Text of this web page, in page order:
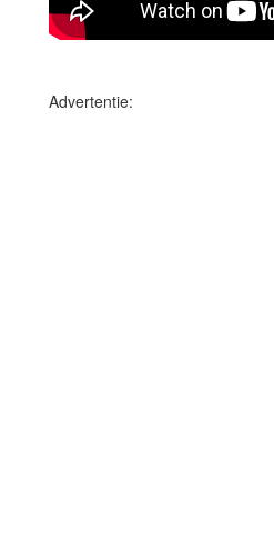
Advertentie: